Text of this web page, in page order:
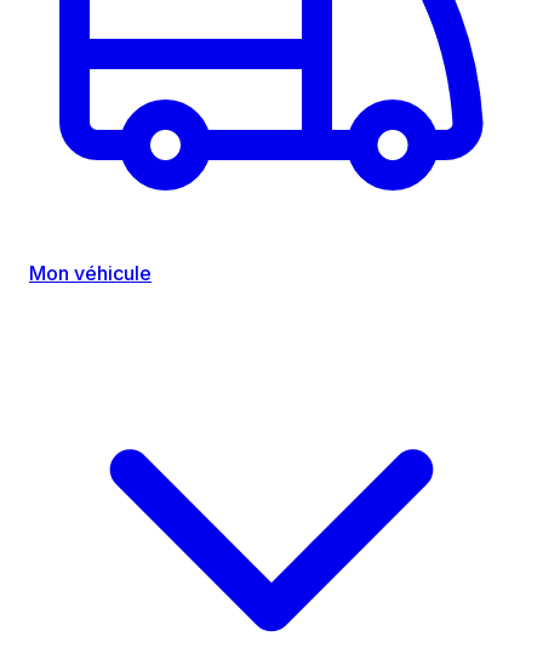
Mon véhicule